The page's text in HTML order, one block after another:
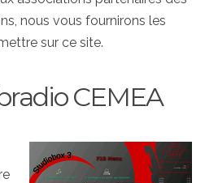
nous vous fournirons les
sur ce site.
CEMEA